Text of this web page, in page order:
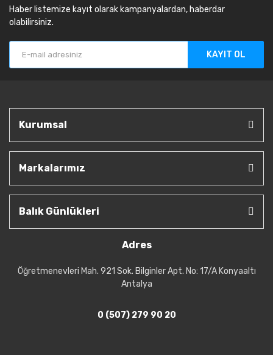
Haber listemize kayıt olarak kampanyalardan, haberdar
olabilirsiniz.
KAYIT OL
Kurumsal
Markalarımız
Balık Günlükleri
Adres
Öğretmenevleri Mah. 921 Sok. Bilginler Apt. No: 17/A Konyaaltı
Antalya
0 (507) 279 90 20